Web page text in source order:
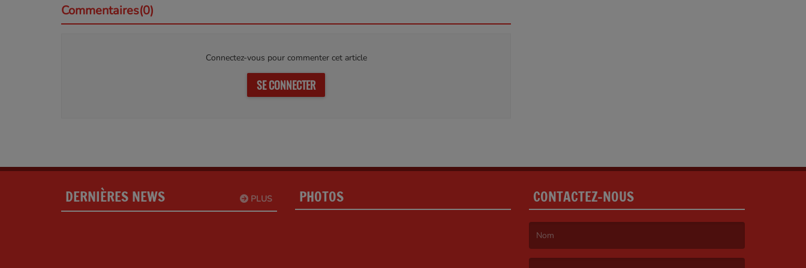
Commentaires(0)
Connectez-vous pour commenter cet article
SE CONNECTER
PLUS
DERNIÈRES NEWS PHOTOS CONTACTEZ-NOUS